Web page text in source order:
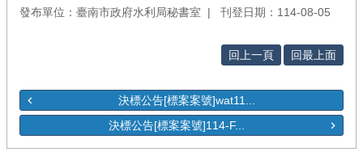
發布單位：臺南市政府水利局秘書室 刊登日期：114-08-05
回上一頁 回最上面
決標公告[標案案號]wat11...
決標公告[標案案號]114-F...